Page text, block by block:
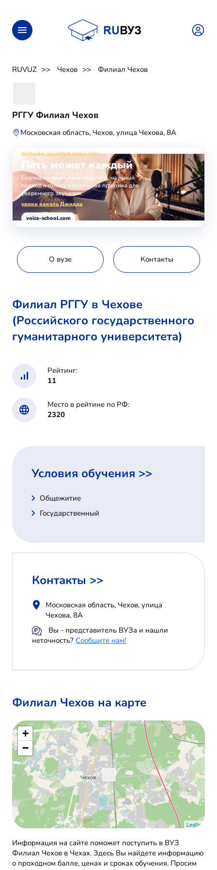
RUVUZ Чехов Филиал Чехов
РГГУ Филиал Чехов
Московская область, Чехов, улица Чехова, 8А
ОНЛАЙН-ЗАНЯТИЯ ВОКАЛОМ
Петь может каждый
Сертифицированные педагоги, научный
подход к голосу и бережная практика для
уверенного звучания.
уроки вокала Джидда
voice-school.com
О вузе Контакты
Филиал РГГУ в Чехове
(Российского государственного
гуманитарного университета)
Рейтинг:
11
Место в рейтине по РФ:
2320
Условия обучения >>
Общежитие
Государственный
Контакты >>
Московская область, Чехов, улица
Чехова, 8А
Вы - представитель ВУЗа и нашли
неточность? Сообщите нам!
Филиал Чехов на карте
+
−
Leaflet
Информация на сайте поможет поступить в ВУЗ
Филиал Чехов в Чехах. Здесь Вы найдете информацию
о проходном балле, ценах и сроках обучения. Просим